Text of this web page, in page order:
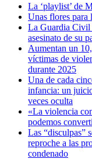
La ‘playlist’ de
Unas flores para
La Guardia Civil
asesinato de su
Aumentan un
víctimas de
durante 2025
Una de cada
infancia: un
veces oculta
«La violencia
podemos
Las “disculpas”
reproche a las
condenado